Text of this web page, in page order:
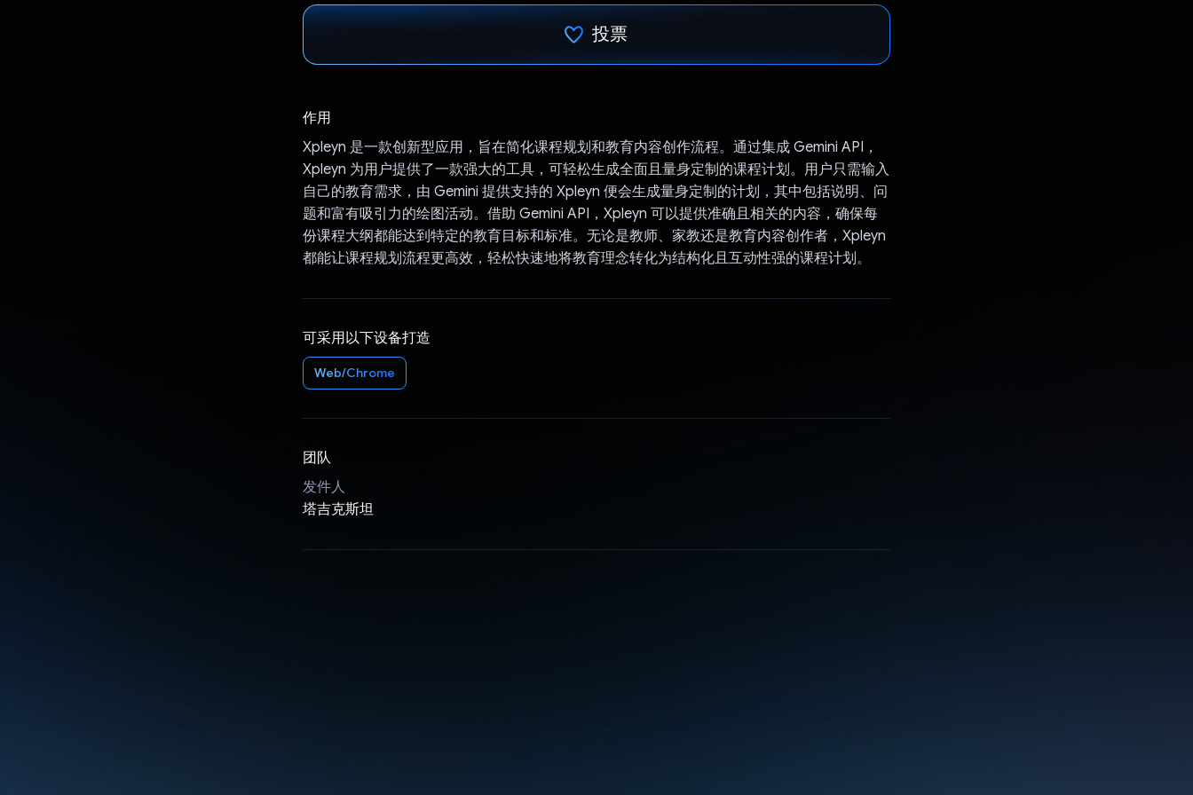
投票
作用
Xpleyn 是一款创新型应用，旨在简化课程规划和教育内容创作流程。通过集成 Gemini API，
Xpleyn 为用户提供了一款强大的工具，可轻松生成全面且量身定制的课程计划。用户只需输入
自己的教育需求，由 Gemini 提供支持的 Xpleyn 便会生成量身定制的计划，其中包括说明、问
题和富有吸引力的绘图活动。借助 Gemini API，Xpleyn 可以提供准确且相关的内容，确保每
份课程大纲都能达到特定的教育目标和标准。无论是教师、家教还是教育内容创作者，Xpleyn
都能让课程规划流程更高效，轻松快速地将教育理念转化为结构化且互动性强的课程计划。
可采用以下设备打造
Web/Chrome
团队
发件人
塔吉克斯坦